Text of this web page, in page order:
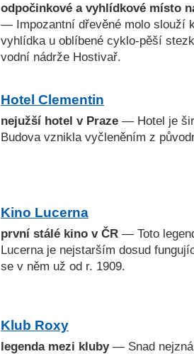
odpočinkové a vyhlídkové místo
— Impozantní dřevěné molo slouží
vyhlídka u oblíbené cyklo-pěší
vodní nádrže Hostivař.
Hotel Clementin
nejužší hotel v Praze — Hotel je
Budova vznikla vyčleněním z
Kino Lucerna
první stálé kino v ČR — Toto
Lucerna je nejstarším dosud
se v něm už od r. 1909.
Klub Roxy
legenda mezi kluby— Snad